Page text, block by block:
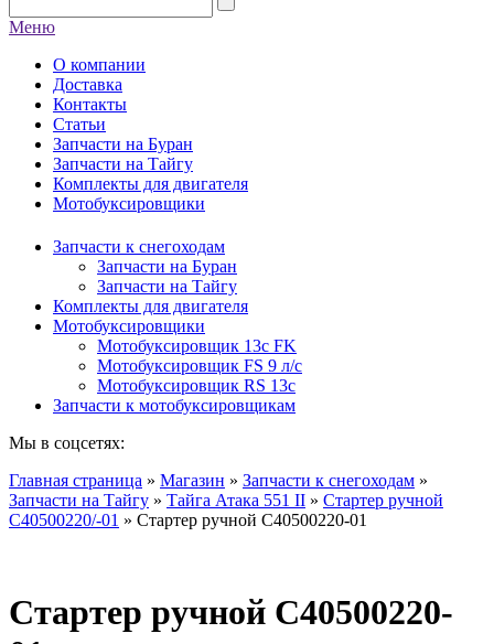
Меню
О компании
Доставка
Контакты
Статьи
Запчасти на Буран
Запчасти на Тайгу
Комплекты для двигателя
Мотобуксировщики
Запчасти к снегоходам
Запчасти на Буран
Запчасти на Тайгу
Комплекты для двигателя
Мотобуксировщики
Мотобуксировщик 13c FK
Мотобуксировщик FS 9 л/с
Мотобуксировщик RS 13c
Запчасти к мотобуксировщикам
Мы в соцсетях:
Главная страница » Магазин » Запчасти к снегоходам »
Запчасти на Тайгу » Тайга Атака 551 II » Стартер ручной
C40500220/-01 » Стартер ручной C40500220-01
Стартер ручной C40500220-